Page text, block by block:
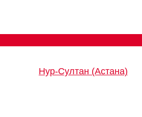
Нур-Султан (Астана)